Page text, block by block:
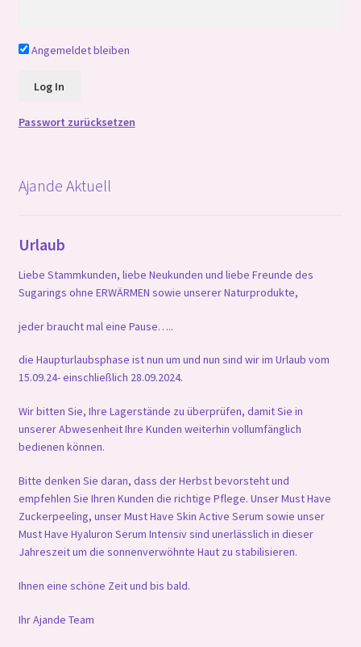
Angemeldet bleiben
Passwort zurücksetzen
Ajande Aktuell
Urlaub
Liebe Stammkunden, liebe Neukunden und liebe Freunde des
Sugarings ohne ERWÄRMEN sowie unserer Naturprodukte,
jeder braucht mal eine Pause…..
die Haupturlaubsphase ist nun um und nun sind wir im Urlaub vom
15.09.24- einschließlich 28.09.2024.
Wir bitten Sie, Ihre Lagerstände zu überprüfen, damit Sie in
unserer Abwesenheit Ihre Kunden weiterhin vollumfänglich
bedienen können.
Bitte denken Sie daran, dass der Herbst bevorsteht und
empfehlen Sie Ihren Kunden die richtige Pflege. Unser Must Have
Zuckerpeeling, unser Must Have Skin Active Serum sowie unser
Must Have Hyaluron Serum Intensiv sind unerlässlich in dieser
Jahreszeit um die sonnenverwöhnte Haut zu stabilisieren.
Ihnen eine schöne Zeit und bis bald.
Ihr Ajande Team